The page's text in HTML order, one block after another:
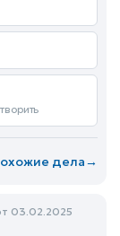
дела→
03.02.2025